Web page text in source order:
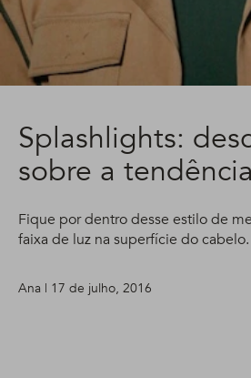
Splashlights:
sobre a tendência
Fique por dentro desse estilo de
faixa de luz na superfície do cabelo.
Ana | 17 de julho, 2016